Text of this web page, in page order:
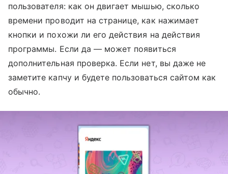
пользователя: как он двигает мышью, сколько
времени проводит на странице, как нажимает
кнопки и похожи ли его действия на действия
программы. Если да — может появиться
дополнительная проверка. Если нет, вы даже не
заметите капчу и будете пользоваться сайтом как
обычно.